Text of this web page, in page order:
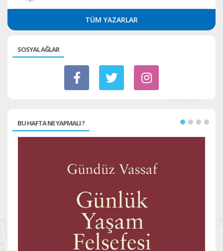
TÜM YAZARLAR
SOSYAL AĞLAR
BU HAFTA NE YAPMALI ?